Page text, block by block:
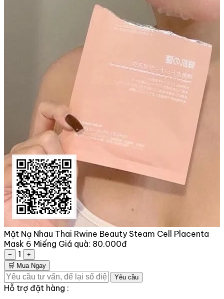
Mặt Nạ Nhau Thai Rwine Beauty Steam Cell Placenta
Mask 6 Miếng Giá quà: 80.000đ
− 1
+
🛒 Mua Ngay
Yêu cầu
Hỗ trợ đặt hàng :